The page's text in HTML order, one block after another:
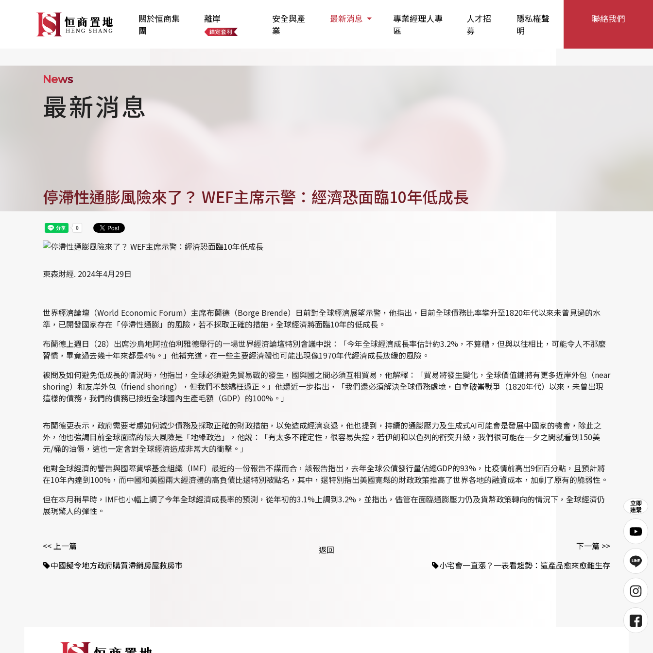
關於恒商集
團
離岸
安全與產
業
最新消息
專業經理人專
區
人才招
募
隱私權聲
明
聯絡我們
News
最新消息
停滯性通膨風險來了？ WEF主席示警：經濟恐面臨10年低成長
東森財經. 2024年4月29日
世界經濟論壇（World Economic Forum）主席布蘭德（Borge Brende）日前對全球經濟展望示警，他指出，目前全球債務比率攀升至1820年代以來未曾見過的水
準，已開發國家存在「停滯性通膨」的風險，若不採取正確的措施，全球經濟將面臨10年的低成長。
布蘭德上週日（28）出席沙烏地阿拉伯利雅德舉行的一場世界經濟論壇特別會議中說：「今年全球經濟成長率估計約3.2%，不算糟，但與以往相比，可能令人不那麼
習慣，畢竟過去幾十年來都是4%。」他補充道，在一些主要經濟體也可能出現像1970年代經濟成長放緩的風險。
被問及如何避免低成長的情況時，他指出，全球必須避免貿易戰的發生，國與國之間必須互相貿易，他解釋：「貿易將發生變化，全球價值鏈將有更多近岸外包（near
shoring）和友岸外包（friend shoring），但我們不該矯枉過正。」他還近一步指出，「我們還必須解決全球債務處境，自拿破崙戰爭（1820年代）以來，未曾出現
這樣的債務，我們的債務已接近全球國內生產毛額（GDP）的100%。」
布蘭德更表示，政府需要考慮如何減少債務及採取正確的財政措施，以免造成經濟衰退，他也提到，持續的通膨壓力及生成式AI可能會是發展中國家的機會，除此之
外，他也強調目前全球面臨的最大風險是「地緣政治」，他說：「有太多不確定性，很容易失控，若伊朗和以色列的衝突升級，我們很可能在一夕之間就看到150美
元/桶的油價，這也一定會對全球經濟造成非常大的衝擊。」
他對全球經濟的警告與國際貨幣基金組織（IMF）最近的一份報告不謀而合，該報告指出，去年全球公債發行量佔總GDP的93%，比疫情前高出9個百分點，且預計將
在10年內達到100%，而中國和美國兩大經濟體的高負債比還特別被點名，其中，還特別指出美國寬鬆的財政政策推高了世界各地的融資成本，加劇了原有的脆弱性。
但在本月稍早時，IMF也小幅上調了今年全球經濟成長率的預測，從年初的3.1%上調到3.2%，並指出，儘管在面臨通膨壓力仍及貨幣政策轉向的情況下，全球經濟仍
展現驚人的彈性。
<< 上一篇
中國擬令地方政府購買滯銷房屋救房市
返回
下一篇 >>
小宅會一直漲？一表看趨勢：這產品愈來愈難生存